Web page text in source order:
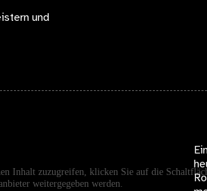
und
Inhalt zuzugreifen, klicken Sie auf die
weitergegeben werden.